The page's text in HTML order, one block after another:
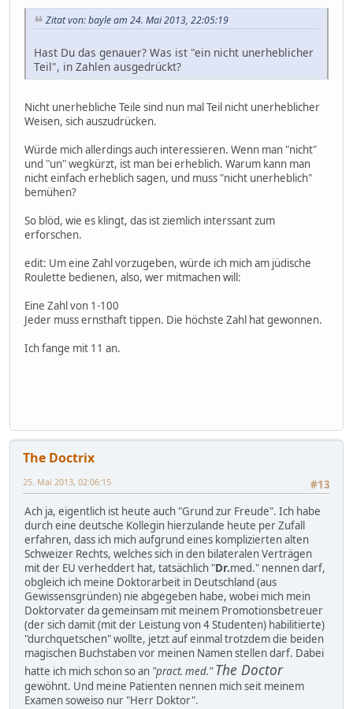
Zitat von: bayle am 24. Mai 2013, 22:05:19
Hast Du das genauer? Was ist "ein nicht unerheblicher
Teil", in Zahlen ausgedrückt?
Nicht unerhebliche Teile sind nun mal Teil nicht unerheblicher
Weisen, sich auszudrücken.
Würde mich allerdings auch interessieren. Wenn man "nicht"
und "un" wegkürzt, ist man bei erheblich. Warum kann man
nicht einfach erheblich sagen, und muss "nicht unerheblich"
bemühen?
So blöd, wie es klingt, das ist ziemlich interssant zum
erforschen.
edit: Um eine Zahl vorzugeben, würde ich mich am jüdische
Roulette bedienen, also, wer mitmachen will:
Eine Zahl von 1-100
Jeder muss ernsthaft tippen. Die höchste Zahl hat gewonnen.
Ich fange mit 11 an.
The Doctrix
#13
25. Mai 2013, 02:06:15
Ach ja, eigentlich ist heute auch "Grund zur Freude". Ich habe
durch eine deutsche Kollegin hierzulande heute per Zufall
erfahren, dass ich mich aufgrund eines komplizierten alten
Schweizer Rechts, welches sich in den bilateralen Verträgen
mit der EU verheddert hat, tatsächlich "Dr.med." nennen darf,
obgleich ich meine Doktorarbeit in Deutschland (aus
Gewissensgründen) nie abgegeben habe, wobei mich mein
Doktorvater da gemeinsam mit meinem Promotionsbetreuer
(der sich damit (mit der Leistung von 4 Studenten) habilitierte)
"durchquetschen" wollte, jetzt auf einmal trotzdem die beiden
magischen Buchstaben vor meinen Namen stellen darf. Dabei
hatte ich mich schon so an "pract. med."The Doctor
gewöhnt. Und meine Patienten nennen mich seit meinem
Examen soweiso nur "Herr Doktor".